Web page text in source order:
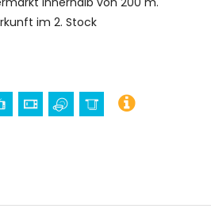
im 2. Stock